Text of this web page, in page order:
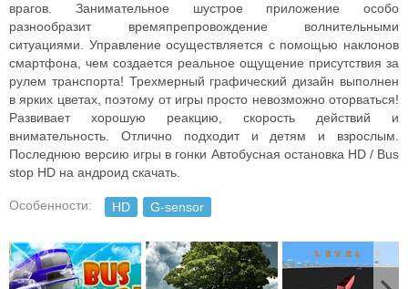
врагов. Занимательное шустрое приложение особо
разнообразит времяпрепровождение волнительными
ситуациями. Управление осуществляется с помощью наклонов
смартфона, чем создается реальное ощущение присутствия за
рулем транспорта! Трехмерный графический дизайн выполнен
в ярких цветах, поэтому от игры просто невозможно оторваться!
Развивает хорошую реакцию, скорость действий и
внимательность. Отлично подходит и детям и взрослым.
Последнюю версию игры в гонки Автобусная остановка HD / Bus
stop HD на андроид скачать.
Особенности: HD G-sensor